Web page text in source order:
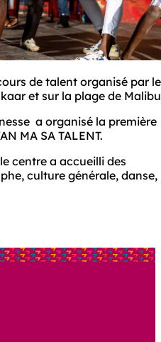
de talent organisé par le
et sur la plage de Malibu
a organisé la première
MA SA TALENT.
centre a accueilli des
culture générale, danse,